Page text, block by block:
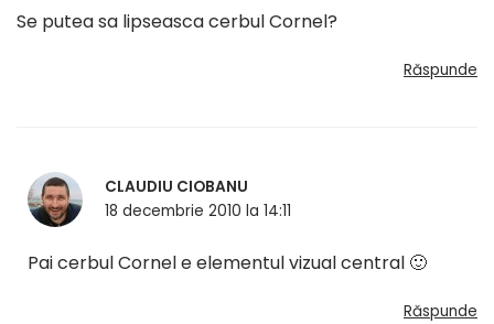
Se putea sa lipseasca cerbul Cornel?
Răspunde
CLAUDIU CIOBANU
18 decembrie 2010 la 14:11
Pai cerbul Cornel e elementul vizual central 🙂
Răspunde